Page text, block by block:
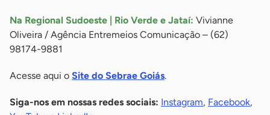
Na Regional Sudoeste | Rio Verde e Jataí: Vivianne
Oliveira / Agência Entremeios Comunicação – (62)
98174-9881
Acesse aqui o Site do Sebrae Goiás.
Siga-nos em nossas redes sociais: Instagram, Facebook,